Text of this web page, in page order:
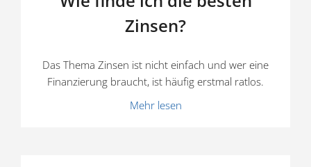
Zinsen?
Das Thema Zinsen ist nicht einfach und wer eine
Finan­zierung braucht, ist häufig erstmal ratlos.
Mehr lesen